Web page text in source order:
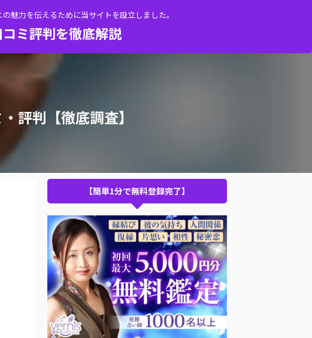
魅力を伝えるために当サイトを設立しました。
ミ評判を徹底解説
評判【徹底調査】
【簡単1分で無料登録完了】